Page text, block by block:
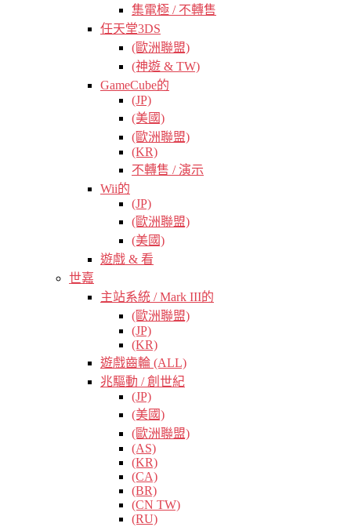
集電極 / 不轉售
任天堂3DS
(歐洲聯盟)
(神遊 & TW)
GameCube的
(JP)
(美國)
(歐洲聯盟)
(KR)
不轉售 / 演示
Wii的
(JP)
(歐洲聯盟)
(美國)
遊戲 & 看
世嘉
主站系統 / Mark III的
(歐洲聯盟)
(JP)
(KR)
遊戲齒輪 (ALL)
兆驅動 / 創世紀
(JP)
(美國)
(歐洲聯盟)
(AS)
(KR)
(CA)
(BR)
(CN TW)
(RU)